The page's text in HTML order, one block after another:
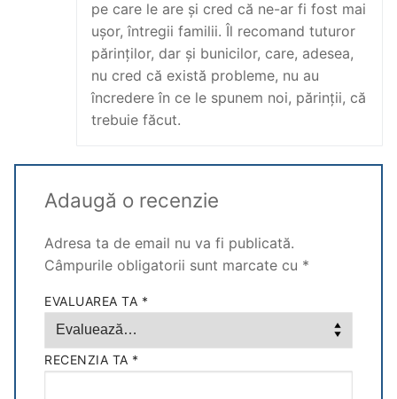
pe care le are și cred că ne-ar fi fost mai
ușor, întregii familii. Îl recomand tuturor
părinților, dar și bunicilor, care, adesea,
nu cred că există probleme, nu au
încredere în ce le spunem noi, părinții, că
trebuie făcut.
Adaugă o recenzie
Adresa ta de email nu va fi publicată.
Câmpurile obligatorii sunt marcate cu *
EVALUAREA TA *
RECENZIA TA *